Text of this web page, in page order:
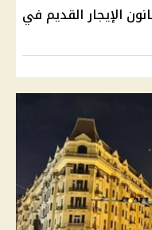
الإيجار القديم في